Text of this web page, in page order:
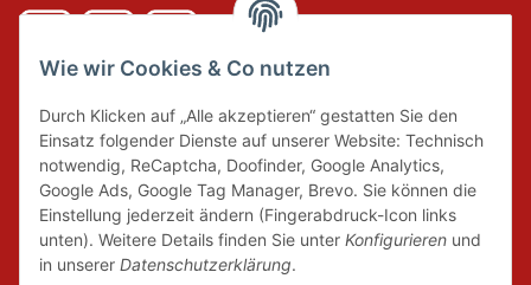
Wie wir Cookies & Co nutzen
Durch Klicken auf „Alle akzeptieren“ gestatten Sie den
Einsatz folgender Dienste auf unserer Website: Technisch
notwendig, ReCaptcha, Doofinder, Google Analytics,
Google Ads, Google Tag Manager, Brevo. Sie können die
Einstellung jederzeit ändern (Fingerabdruck-Icon links
unten). Weitere Details finden Sie unter Konfigurieren und
in unserer Datenschutzerklärung.
Wir tragen Verantwortung und erfüllen unsere
Pflichten zur Systembeteiligung nach dem
Verpackungsgesetz.
FAIRCOMMERCE